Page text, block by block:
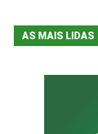
AS MAIS LIDAS